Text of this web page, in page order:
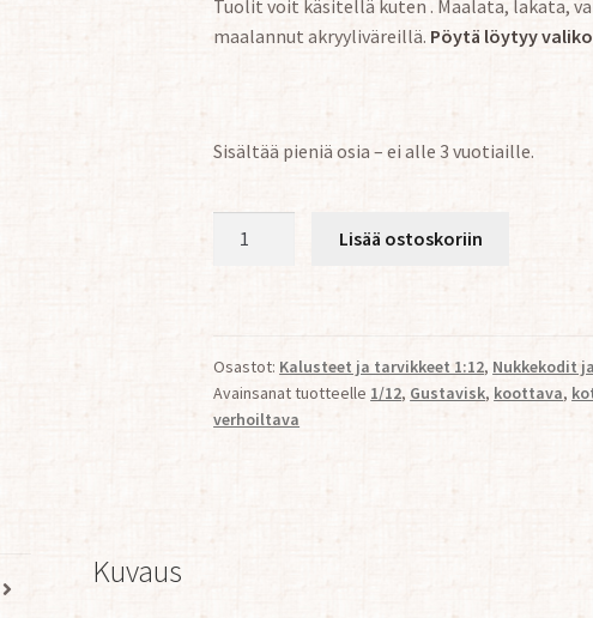
Tuolit voit käsitellä kuten . Maalata, lakata,
maalannut akryyliväreillä. Pöytä löytyy
Sisältää pieniä osia – ei alle 3 vuotiaille.
1:12
määrä
Lisää ostoskoriin
Osastot: Kalusteet ja tarvikkeet 1:12, Nukkekodit
Avainsanat tuotteelle 1/12, Gustavisk, koottava,
verhoiltava
Kuvaus